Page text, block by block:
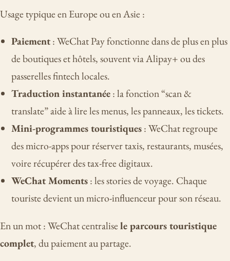
Usage typique en Europe ou en Asie :
Paiement: WeChat Pay fonctionne dans de plus en plus
de boutiques et hôtels, souvent via Alipay+ ou des
passerelles fintech locales.
Traduction instantanée: la fonction “scan &
translate” aide à lire les menus, les panneaux, les tickets.
Mini-programmes touristiques: WeChat regroupe
des micro-apps pour réserver taxis, restaurants, musées,
voire récupérer des tax-free digitaux.
WeChat Moments: les stories de voyage. Chaque
touriste devient un micro-influenceur pour son réseau.
En un mot : WeChat centralisele parcours touristique
complet, du paiement au partage.